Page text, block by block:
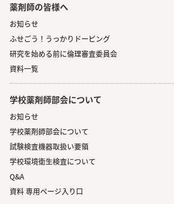
薬剤師の皆様へ
お知らせ
ふせごう！うっかりドーピング
研究を始める前に倫理審査委員会
資料一覧
学校薬剤師部会について
お知らせ
学校薬剤師部会について
試験検査機器取扱い要領
学校環境衛生検査について
Q&A
資料 専用ページ入り口